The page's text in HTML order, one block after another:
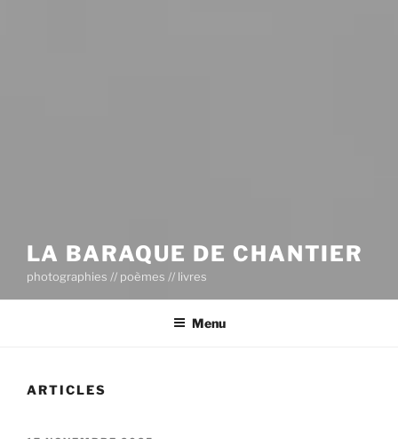
LA BARAQUE DE CHANTIER
photographies // poèmes // livres
Menu
ARTICLES